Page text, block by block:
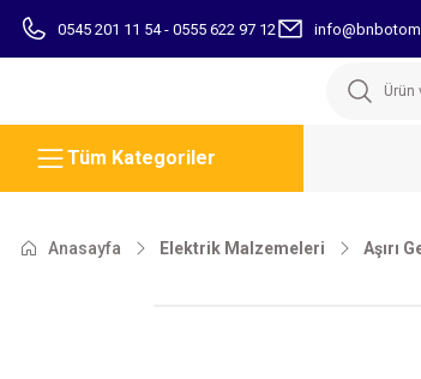
0545 201 11 54 - 0555 622 97 12
Tüm Kategoriler
Anasayfa Elektrik Malzemeleri Aşırı